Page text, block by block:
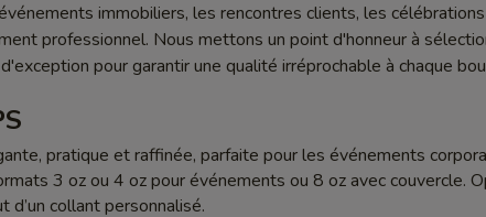
immobiliers, les rencontres clients, les
professionnel. Nous mettons un point d'honneur à
pour garantir une qualité irréprochable à chaque
pratique et raffinée, parfaite pour les événements
3 oz ou 4 oz pour événements ou 8 oz avec couvercle.
d’un collant personnalisé.